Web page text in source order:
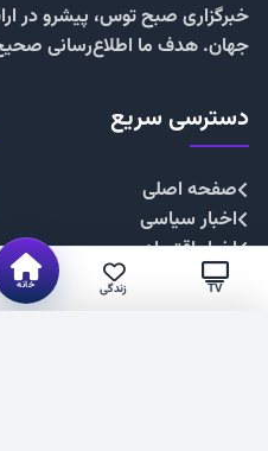
TV زندگی خانه
خبرگزاری صبح توس، پیشرو در
جهان. هدف ما اطلاع‌رسانی
دسترسی سریع
صفحه اصلی
اخبار سیاسی
اخبار اقتصادی
اخبار اجتماعی